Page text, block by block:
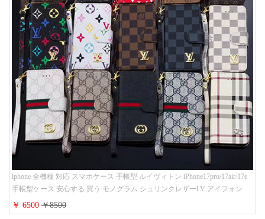
iphone 全機種 対応 スマホケース 手帳型 ルイヴィトン iPhone17pro/17air/17e
手帳型ケース 安心する 買う モノグラム シュリンクレザーLV アイフォン
16/16promaxスマホケース 手帳 多機能 グッチiphone15pro/14/13携帯ケース 大
人 レディース メンズ ストラップ付き
￥ 6500￥8500